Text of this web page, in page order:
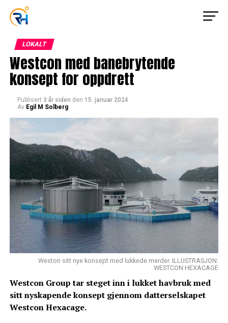
LOKALT
Westcon med banebrytende
konsept for oppdrett
Publisert 3 år siden den 15. januar 2024
Av Egil M Solberg
Weston sitt nye konsept med lukkede merder. ILLUSTRASJON:
WESTCON HEXACAGE
Westcon Group tar steget inn i lukket havbruk med
sitt nyskapende konsept gjennom datterselskapet
Westcon Hexacage.